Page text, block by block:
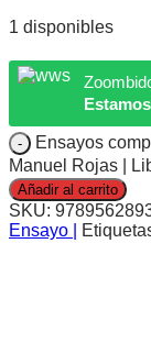
1 disponibles
Ensayos
Manuel Rojas |
Añadir al carrito
SKU:
Ensayo |